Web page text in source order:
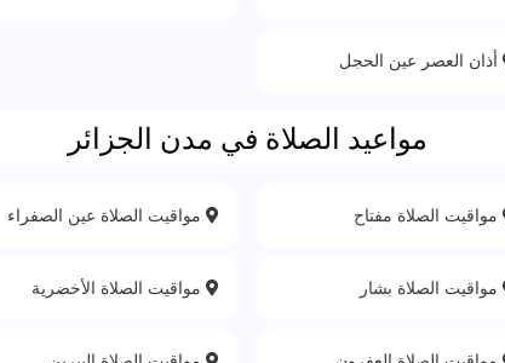
أذان العصر عين الحجل
مواعيد الصلاة في مدن الجزائر
مواقيت الصلاة مفتاح مواقيت الصلاة عين الصفراء
مواقيت الصلاة بشار مواقيت الصلاة الأخضرية